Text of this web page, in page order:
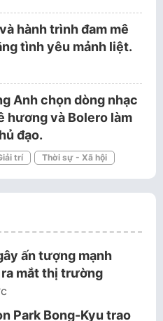
hành trình đam mê
tình yêu mảnh liệt.
Anh chọn dòng nhạc
hương và Bolero làm
đạo.
trí Thời sự - Xã hội
ấn tượng mạnh
mắt thị trường
Park Bong-Kyu trao